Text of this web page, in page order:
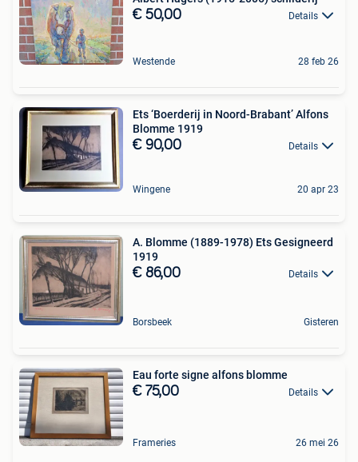
€ 50,00 Details
Westende 28 feb 26
Ets ‘Boerderij in Noord-Brabant’ Alfons
Blomme 1919
€ 90,00 Details
Wingene 20 apr 23
A. Blomme (1889-1978) Ets Gesigneerd
1919
€ 86,00 Details
Borsbeek Gisteren
Eau forte signe alfons blomme
€ 75,00 Details
Frameries 26 mei 26